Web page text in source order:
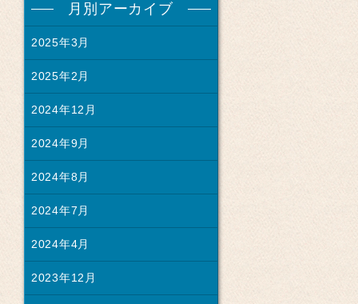
月別アーカイブ
2025年3月
2025年2月
2024年12月
2024年9月
2024年8月
2024年7月
2024年4月
2023年12月